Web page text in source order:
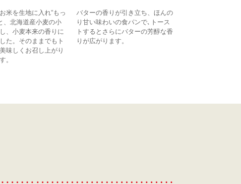
米を生地に入れ“もっ
、北海道産小麦の小
、小麦本来の香りに
た。そのままでもト
味しくお召し上がり
。
バターの香りが引き立ち、ほんの
り甘い味わいの食パンで､トース
トするとさらにバターの芳醇な香
りが広がります。